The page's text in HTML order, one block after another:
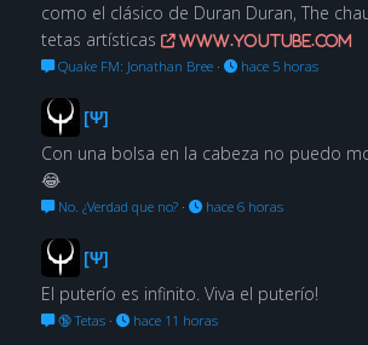
como el clásico de Duran Duran, The
tetas artísticas
www.youtube.com
Quake FM: Jonathan Bree· hace 5 horas
[Ψ]
Con una bolsa en la cabeza no puedo
😂
No. ¿Verdad que no?· hace 6 horas
[Ψ]
El puterío es infinito. Viva el puterío!
🔞 Tetas· hace 11 horas